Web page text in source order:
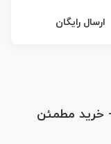
ارسال رایگان
خرید مطمئن